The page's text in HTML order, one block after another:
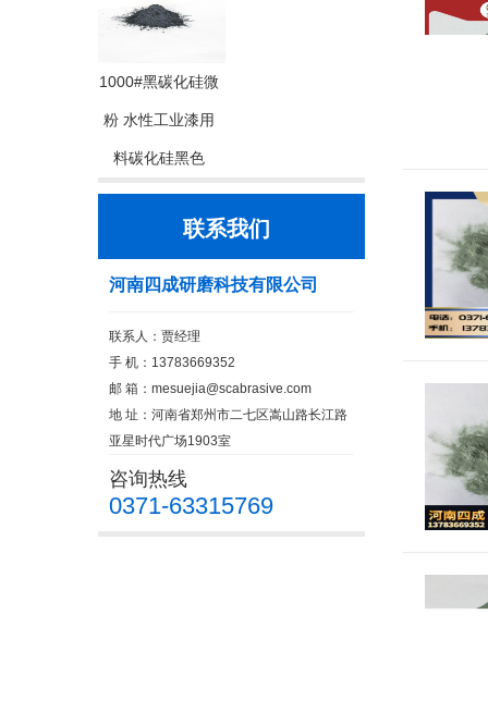
1000#黑碳化硅微
粉 水性工业漆用
料碳化硅黑色
联系我们
河南四成研磨科技有限公司
联系人：贾经理
手 机：13783669352
邮 箱： mesuejia@scabrasive.com
地 址：河南省郑州市二七区嵩山路长江路
亚星时代广场1903室
咨询热线
0371-63315769